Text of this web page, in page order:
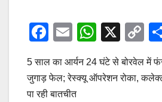
F
c
e
E
m
ail
W
h
at
X
C
o
p
5 साल का आर्यन 24 घंटे से बोरवेल में
जुगाड़ फेल; रेस्क्यू ऑपरेशन रोका,
पा रही बातचीत